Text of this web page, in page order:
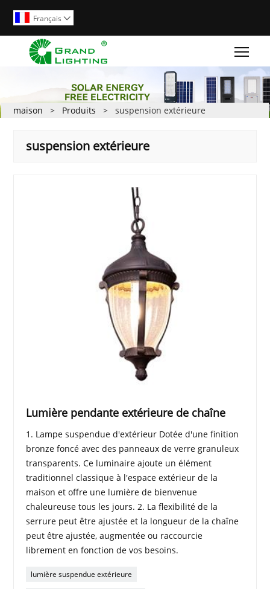
Français 
maison > Produits > suspension extérieure
suspension extérieure
Lumière pendante extérieure de chaîne
1. Lampe suspendue d'extérieur Dotée d'une finition
bronze foncé avec des panneaux de verre granuleux
transparents. Ce luminaire ajoute un élément
traditionnel classique à l'espace extérieur de la
maison et offre une lumière de bienvenue
chaleureuse tous les jours. 2. La flexibilité de la
serrure peut être ajustée et la longueur de la chaîne
peut être ajustée, augmentée ou raccourcie
librement en fonction de vos besoins.
lumière suspendue extérieure